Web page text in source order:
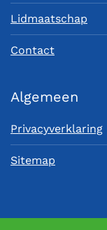
Lidmaatschap
Contact
Algemeen
Privacyverklaring
Sitemap